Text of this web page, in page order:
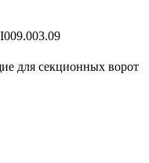
для секционных ворот